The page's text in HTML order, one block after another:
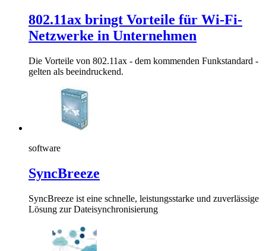
802.11ax bringt Vorteile für Wi-Fi-
Netzwerke in Unternehmen
Die Vorteile von 802.11ax - dem kommenden Funkstandard -
gelten als beeindruckend.
software
SyncBreeze
SyncBreeze ist eine schnelle, leistungsstarke und zuverlässige
Lösung zur Dateisynchronisierung